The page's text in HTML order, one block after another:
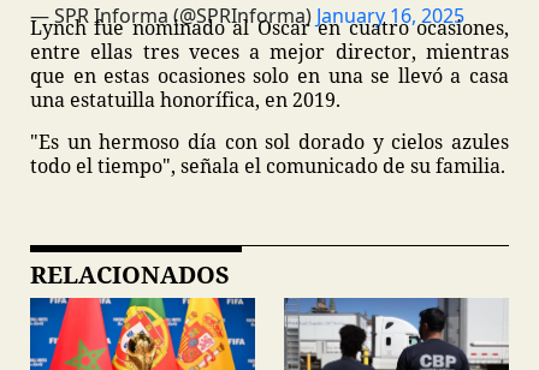
— SPR Informa (@SPRInforma) January 16, 2025
Lynch fue nominado al Oscar en cuatro ocasiones,
entre ellas tres veces a mejor director, mientras
que en estas ocasiones solo en una se llevó a casa
una estatuilla honorífica, en 2019.
"Es un hermoso día con sol dorado y cielos azules
todo el tiempo", señala el comunicado de su familia.
RELACIONADOS